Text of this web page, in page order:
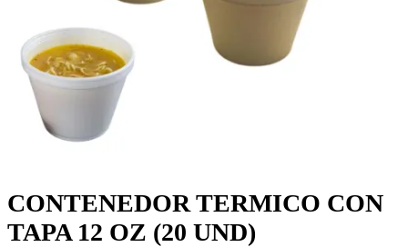
CONTENEDOR TERMICO CON
TAPA 12 OZ (20 UND)